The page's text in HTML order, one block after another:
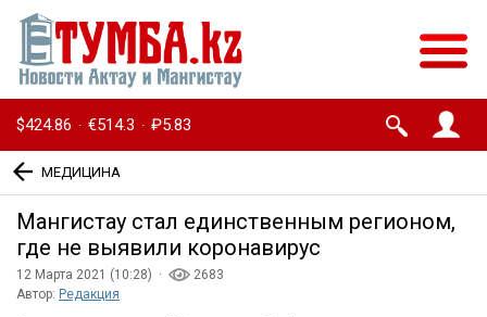
$424.86 · €514.3 · ₽5.83
МЕДИЦИНА
Мангистау стал единственным регионом,
где не выявили коронавирус
12 Марта 2021 (10:28) ·
2683
Автор: Редакция